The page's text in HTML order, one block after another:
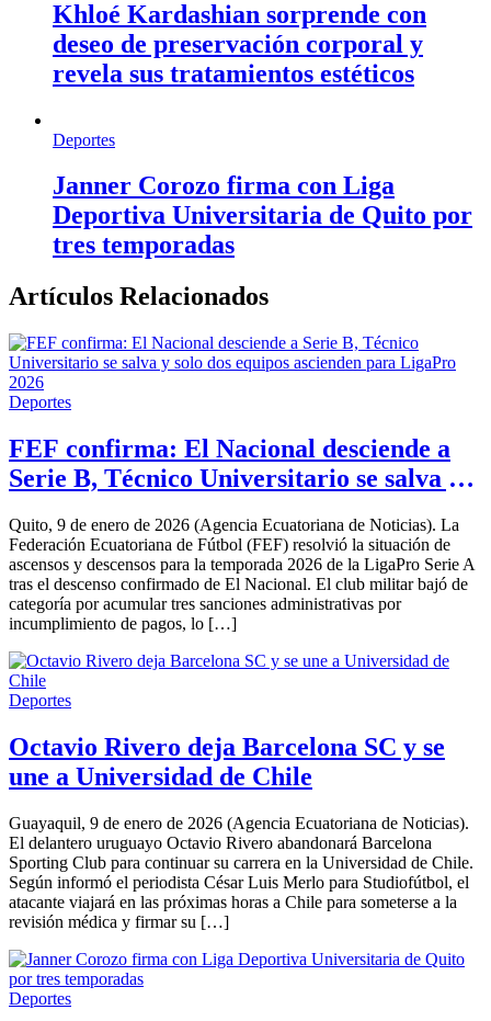
Khloé Kardashian sorprende con
deseo de preservación corporal y
revela sus tratamientos estéticos
Deportes
Janner Corozo firma con Liga
Deportiva Universitaria de Quito por
tres temporadas
Artículos Relacionados
Deportes
FEF confirma: El Nacional desciende a
Serie B, Técnico Universitario se salva y
2026
Quito, 9 de enero de 2026 (Agencia Ecuatoriana de Noticias). La
Federación Ecuatoriana de Fútbol (FEF) resolvió la situación de
ascensos y descensos para la temporada 2026 de la LigaPro Serie A
tras el descenso confirmado de El Nacional. El club militar bajó de
categoría por acumular tres sanciones administrativas por
incumplimiento de pagos, lo […]
Deportes
Octavio Rivero deja Barcelona SC y se
une a Universidad de Chile
Guayaquil, 9 de enero de 2026 (Agencia Ecuatoriana de Noticias).
El delantero uruguayo Octavio Rivero abandonará Barcelona
Sporting Club para continuar su carrera en la Universidad de Chile.
Según informó el periodista César Luis Merlo para Studiofútbol, el
atacante viajará en las próximas horas a Chile para someterse a la
revisión médica y firmar su […]
Deportes